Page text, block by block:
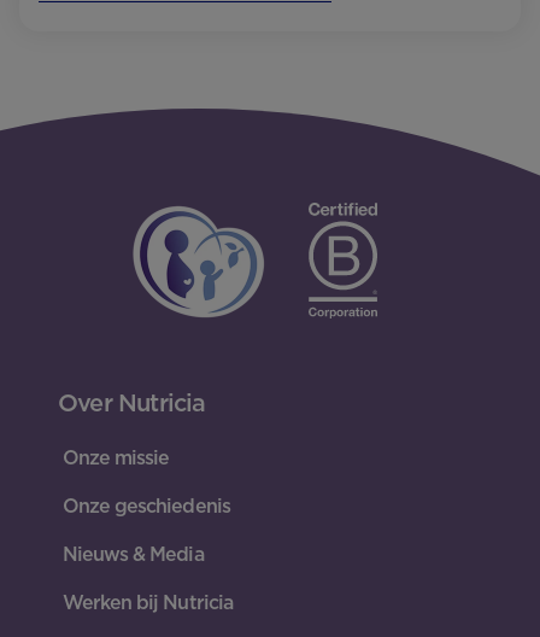
Over Nutricia
Onze missie
Onze geschiedenis
Nieuws & Media
Werken bij Nutricia